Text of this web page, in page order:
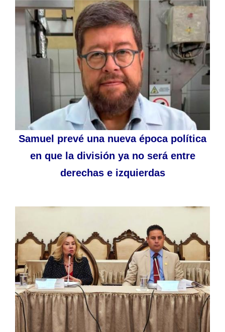
Samuel prevé una nueva época política
en que la división ya no será entre
derechas e izquierdas